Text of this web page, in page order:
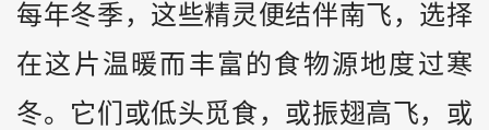
每年冬季，这些精灵便结伴南飞，选择
在这片温暖而丰富的食物源地度过寒
冬。它们或低头觅食，或振翅高飞，或